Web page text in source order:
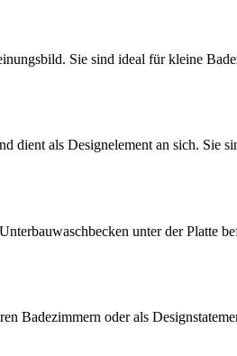
Sie sind ideal für kleine
dient als Designelement an sich.
unter der Platte
Badezimmern oder als